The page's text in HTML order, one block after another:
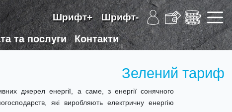
Шрифт+ Шрифт-
та послуги Контакти
Зелений тариф
джерел енергії, а саме, з енергії сонячного
які виробляють електричну енергію